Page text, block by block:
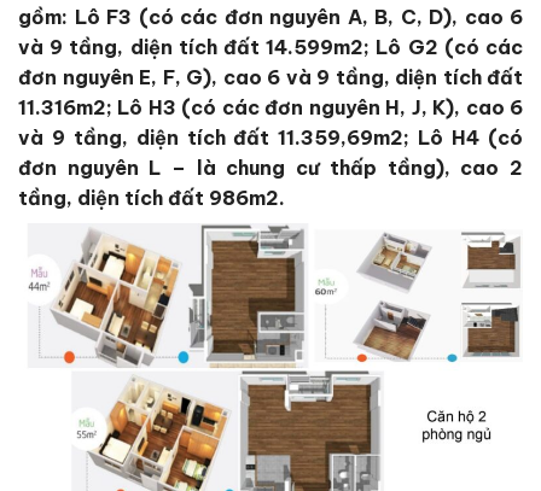
gồm: Lô F3 (có các đơn nguyên A, B, C, D), cao 6
và 9 tầng, diện tích đất 14.599m2; Lô G2 (có các
đơn nguyên E, F, G), cao 6 và 9 tầng, diện tích đất
11.316m2; Lô H3 (có các đơn nguyên H, J, K), cao 6
và 9 tầng, diện tích đất 11.359,69m2; Lô H4 (có
đơn nguyên L – là chung cư thấp tầng), cao 2
tầng, diện tích đất 986m2.